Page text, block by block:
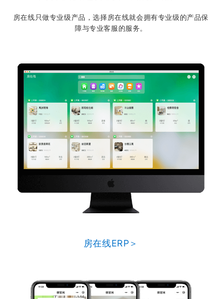
房在线只做专业级产品，选择房在线就会拥有专业级的产品保
障与专业客服的服务。
房在线ERP＞